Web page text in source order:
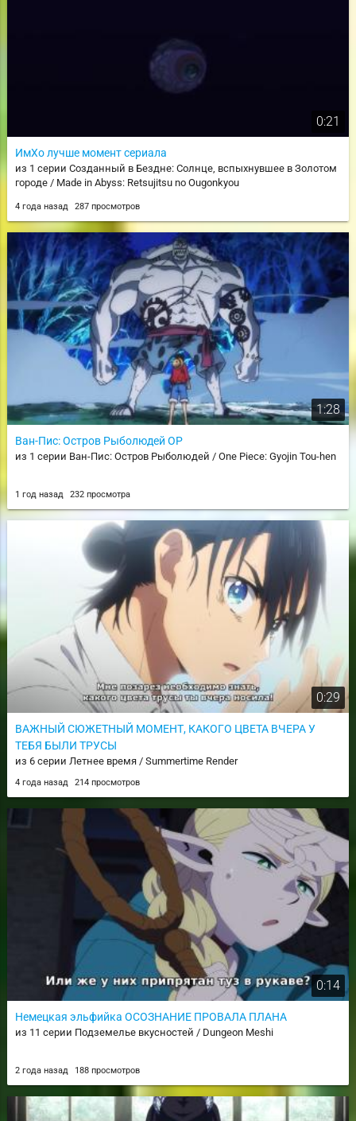
0:21
ИмХо лучше момент сериала
из 1 серии Созданный в Бездне: Солнце, вспыхнувшее в Золотом
городе / Made in Abyss: Retsujitsu no Ougonkyou
4 года назад 287 просмотров
1:28
Ван-Пис: Остров Рыболюдей OP
из 1 серии Ван-Пис: Остров Рыболюдей / One Piece: Gyojin Tou-hen
1 год назад 232 просмотра
0:29
ВАЖНЫЙ СЮЖЕТНЫЙ МОМЕНТ, КАКОГО ЦВЕТА ВЧЕРА У
ТЕБЯ БЫЛИ ТРУСЫ
из 6 серии Летнее время / Summertime Render
4 года назад 214 просмотров
0:14
Немецкая эльфийка ОСОЗНАНИЕ ПРОВАЛА ПЛАНА
из 11 серии Подземелье вкусностей / Dungeon Meshi
2 года назад 188 просмотров